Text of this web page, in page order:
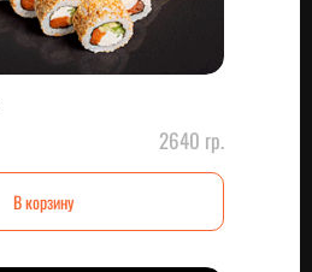
2640 гр.
В корзину